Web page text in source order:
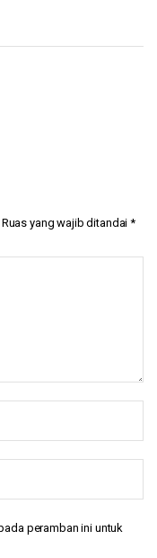
Ruas yang wajib ditandai*
peramban ini untuk